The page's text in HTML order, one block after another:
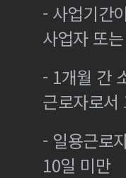
- 사업기간
사업자 또
- 1개월 간
근로자로서
- 일용근로
10일 미만